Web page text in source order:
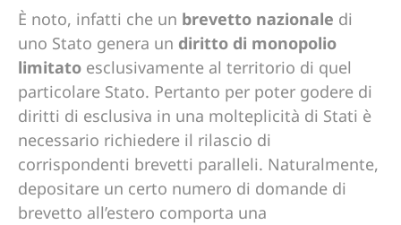
È noto, infatti che un brevetto nazionale di
uno Stato genera un diritto di monopolio
limitato esclusivamente al territorio di quel
particolare Stato. Pertanto per poter godere di
diritti di esclusiva in una molteplicità di Stati è
necessario richiedere il rilascio di
corrispondenti brevetti paralleli. Naturalmente,
depositare un certo numero di domande di
brevetto all’estero comporta una